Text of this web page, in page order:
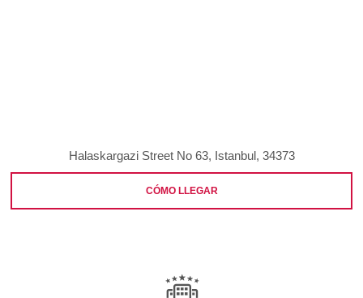
Halaskargazi Street No 63, Istanbul, 34373
CÓMO LLEGAR